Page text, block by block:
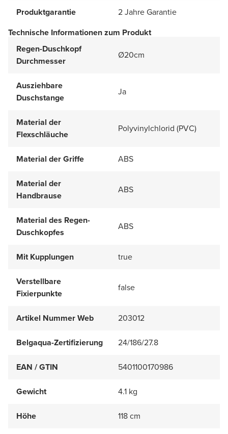
Produktgarantie
2 Jahre Garantie
Technische Informationen zum Produkt
Regen-Duschkopf
Durchmesser
Ø20cm
Ausziehbare
Duschstange
Ja
Material der
Flexschläuche
Polyvinylchlorid (PVC)
Material der Griffe ABS
Material der
Handbrause
ABS
Material des Regen-
Duschkopfes
ABS
Mit Kupplungen true
Verstellbare
Fixierpunkte
false
Artikel Nummer Web 203012
Belgaqua-Zertifizierung 24/186/27.8
EAN / GTIN 5401100170986
Gewicht 4.1 kg
Höhe 118 cm